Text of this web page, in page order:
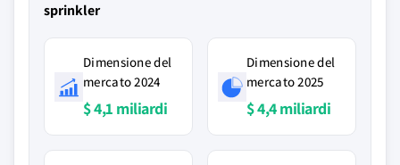
sprinkler
Dimensione del
mercato 2024
$ 4,1 miliardi
Dimensione del
mercato 2025
$ 4,4 miliardi